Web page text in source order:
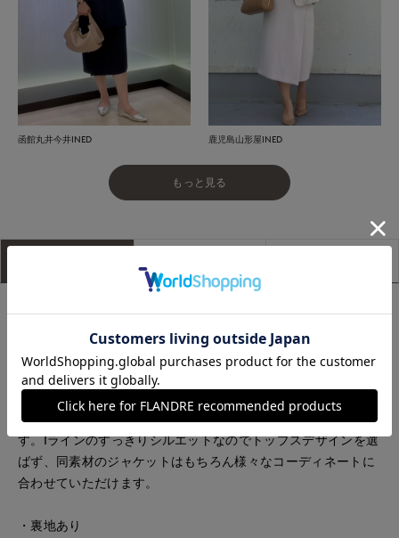
函館丸井今井INED 鹿児島山形屋INED
もっと見る
【セレモニー 卒園式 卒業式 入園式 入学式 フォーマル ハレの
ラップ風アシンメトリータックデザインのストレートラインス
カート。バックにはベントスリットを採用し、動きやすさも
◎ ウエストは後ろ中心のみゴムインなのも嬉しいポイントで
す。Iラインのすっきりシルエットなのでトップスデザインを選
ばず、同素材のジャケットはもちろん様々なコーディネートに
合わせていただけます。
・裏地あり